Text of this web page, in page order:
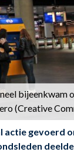
bijeenkwam
(Creative
gevoerd